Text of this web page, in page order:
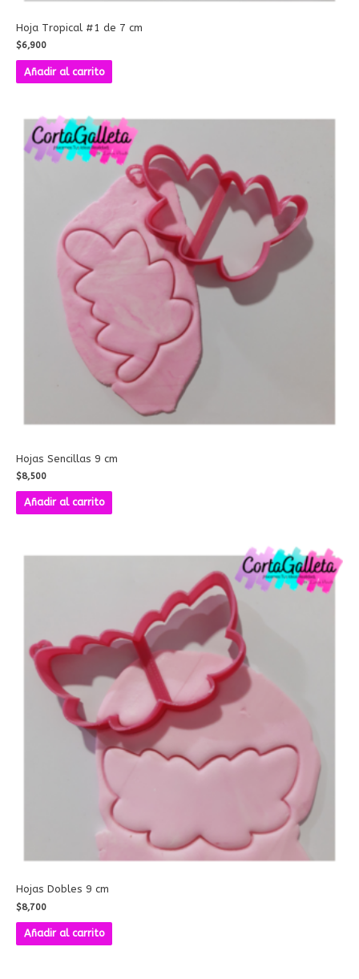
Hoja Tropical #1 de 7 cm
$6,900
Añadir al carrito
Hojas Sencillas 9 cm
$8,500
Añadir al carrito
Hojas Dobles 9 cm
$8,700
Añadir al carrito